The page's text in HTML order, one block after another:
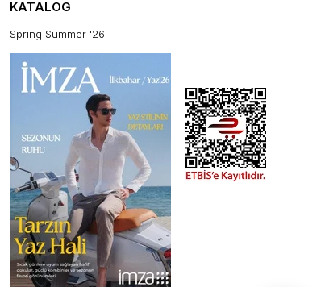
KATALOG
Spring Summer '26